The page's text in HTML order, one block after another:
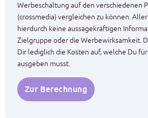
Werbeschaltung auf den verschiedenen
(crossmedia) vergleichen zu können.
hierdurch keine aussagekräftigen
Zielgruppe oder die Werbewirksamkeit.
Dir lediglich die Kosten auf, welche Du
ausgeben musst.
Zur Berechnung